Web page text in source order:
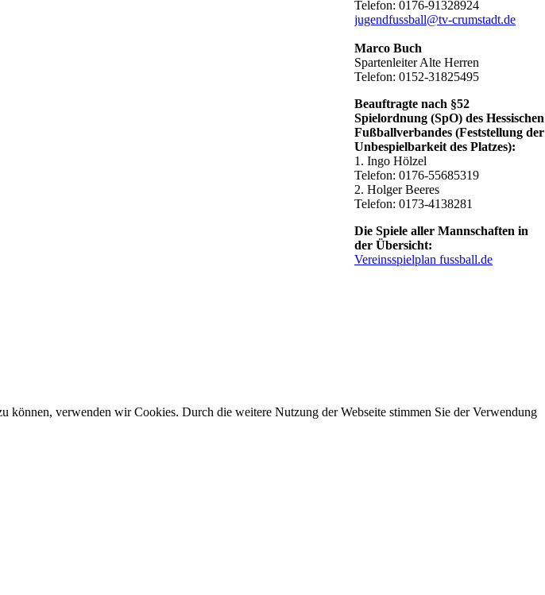
Telefon: 0176-91328924
jugendfussball@tv-crumstadt.de
Marco Buch
Spartenleiter Alte Herren
Telefon: 0152-31825495
Beauftragte nach §52
Spielordnung (SpO) des Hessischen
Fußballverbandes (Feststellung der
Unbespielbarkeit des Platzes):
1. Ingo Hölzel
Telefon: 0176-55685319
2. Holger Beeres
Telefon: 0173-4138281
Die Spiele aller Mannschaften in
der Übersicht:
Vereinsspielplan fussball.de
verwenden wir Cookies. Durch die weitere Nutzung der Webseite stimmen Sie der Verwendung